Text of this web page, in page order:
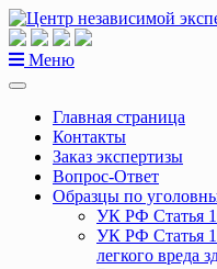
Перейти
к
содержанию
Меню
Главная страница
Контакты
Заказ экспертизы
Вопрос-Ответ
Образцы по
УК РФ Статья
УК РФ Статья
легкого вреда